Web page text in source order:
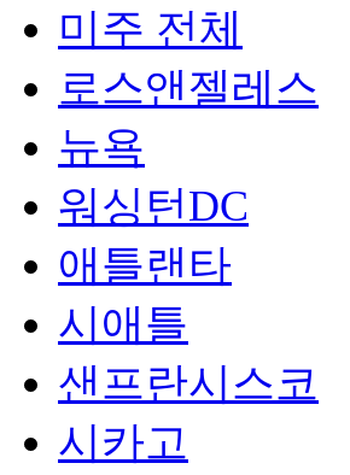
미주 전체
로스앤젤레스
뉴욕
워싱턴DC
애틀랜타
시애틀
샌프란시스코
시카고